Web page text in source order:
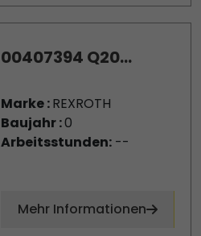
00407394 Q20...
Marke :REXROTH
Baujahr :0
Arbeitsstunden:--
Mehr Informationen